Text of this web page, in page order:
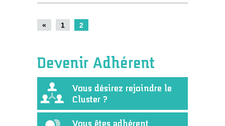
« 1 2
Devenir Adhérent
Vous désirez rejoindre le
Cluster ?
Vous êtes adhérent